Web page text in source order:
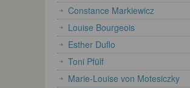
Constance Markiewicz
Louise Bourgeois
Esther Duflo
Toni Pfülf
Marie-Louise von Motesiczky